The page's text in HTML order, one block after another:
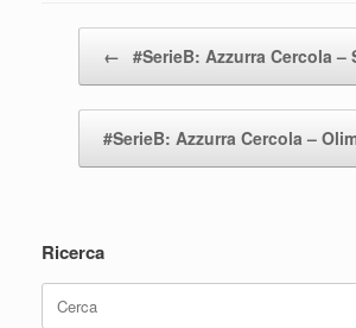
← #SerieB: Azzurra Cercola
#SerieB: Azzurra Cercola –
Ricerca
Ricerca
per: